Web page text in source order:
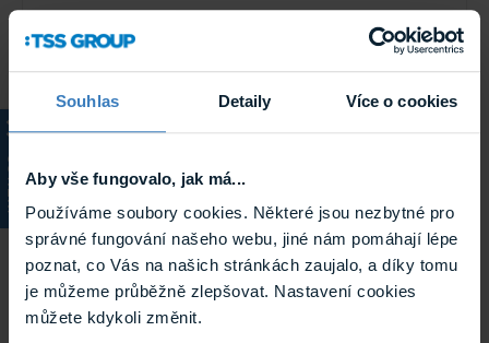
Souhlas Detaily Více o cookies
Aby vše fungovalo, jak má...
Používáme soubory cookies. Některé jsou nezbytné pro
správné fungování našeho webu, jiné nám pomáhají lépe
poznat, co Vás na našich stránkách zaujalo, a díky tomu
je můžeme průběžně zlepšovat. Nastavení cookies
můžete kdykoli změnit.
KATALOG
10 až 30 vstupov, 4 výstupy na doske, 2
výstupy na napájanie, možnosť rozšírenia na
12 výstupov
Základná doska zabezpečovacej ústredne VERSA pre 10